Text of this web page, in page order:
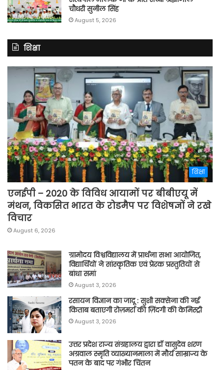
चौधरी सुनील सिंह
August 5, 2026
शिक्षा
शिक्षा
एनईपी – 2020 के विविध आयामों पर बीबीएयू में
मंथन, विकसित भारत के रोडमैप पर विशेषज्ञों ने रखे
विचार
August 6, 2026
ग्रामोदय विश्वविद्यालय में प्रार्थना सभा आयोजित,
विद्यार्थियों ने सांस्कृतिक एवं प्रेरक प्रस्तुतियों से
बांधा समां
August 3, 2026
रसायन विज्ञान का जादू : सुशी सक्सेना की नई
किताब बताएगी रोज़मर्रा की ज़िंदगी की केमिस्ट्री
August 3, 2026
उत्तर प्रदेश राज्य संग्रहालय द्वारा डॉ वासुदेव शरण
अग्रवाल स्मृति व्याख्यानमाला में मौर्य साम्राज्य के
पतन के बाद पर गंभीर चिंतन